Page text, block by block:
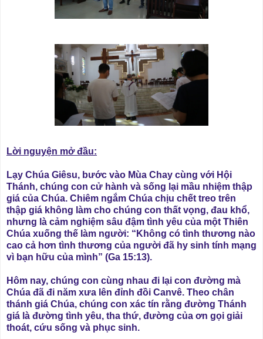
Lời nguyện mở đầu:
Lạy Chúa Giêsu, bước vào Mùa Chay cùng với Hội
Thánh, chúng con cử hành và sống lại mầu nhiệm thập
giá của Chúa. Chiêm ngắm Chúa chịu chết treo trên
thập giá không làm cho chúng con thất vọng, đau khổ,
nhưng là cảm nghiệm sâu đậm tình yêu của một Thiên
Chúa xuống thế làm người: “Không có tình thương nào
cao cả hơn tình thương của người đã hy sinh tính mạng
vì bạn hữu của mình” (Ga 15:13).
Hôm nay, chúng con cùng nhau đi lại con đường mà
Chúa đã đi năm xưa lên đỉnh đồi Canvê. Theo chân
thánh giá Chúa, chúng con xác tín rằng đường Thánh
giá là đường tình yêu, tha thứ, đường của ơn gọi giải
thoát, cứu sống và phục sinh.